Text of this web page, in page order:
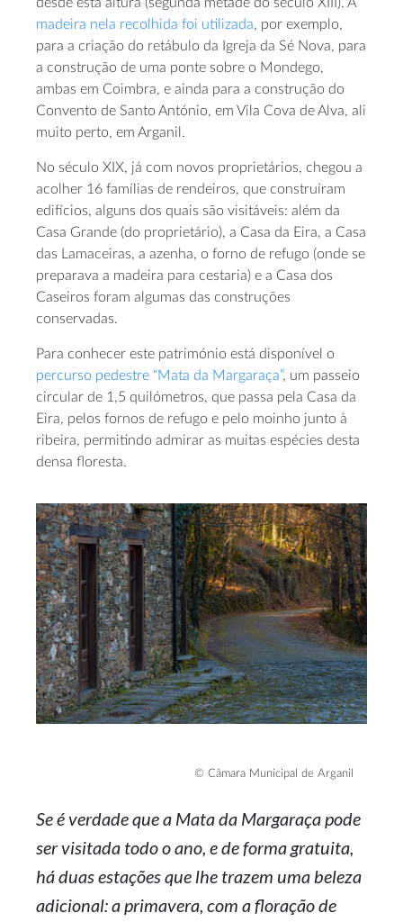
madeira nela recolhida foi utilizada, por exemplo,
para a criação do retábulo da Igreja da Sé Nova, para
a construção de uma ponte sobre o Mondego,
ambas em Coimbra, e ainda para a construção do
Convento de Santo António, em Vila Cova de Alva, ali
muito perto, em Arganil.
No século XIX, já com novos proprietários, chegou a
acolher 16 famílias de rendeiros, que construíram
edifícios, alguns dos quais são visitáveis: além da
Casa Grande (do proprietário), a Casa da Eira, a Casa
das Lamaceiras, a azenha, o forno de refugo (onde se
preparava a madeira para cestaria) e a Casa dos
Caseiros foram algumas das construções
conservadas.
Para conhecer este património está disponível o
percurso pedestre “Mata da Margaraça”, um passeio
circular de 1,5 quilómetros, que passa pela Casa da
Eira, pelos fornos de refugo e pelo moinho junto à
ribeira, permitindo admirar as muitas espécies desta
densa floresta.
© Câmara Municipal de Arganil
Se é verdade que a Mata da Margaraça pode
ser visitada todo o ano, e de forma gratuita,
há duas estações que lhe trazem uma beleza
adicional: a primavera, com a floração de